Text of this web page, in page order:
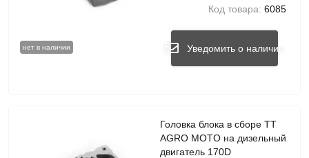
нет в наличии
Код товара: 6085
Уведомить о наличии
Головка блока в сборе TT
AGRO MOTO на дизельный
двигатель 170D